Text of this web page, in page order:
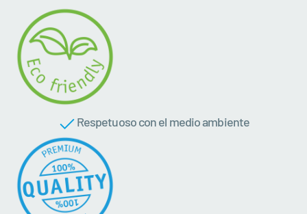
Respetuoso con el medio ambiente